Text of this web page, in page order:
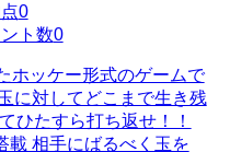
0
ト数0
ホッケー形式のゲームで
に対してどこまで生き残
ひたすら打ち返せ！！
載 相手にばるべく玉を